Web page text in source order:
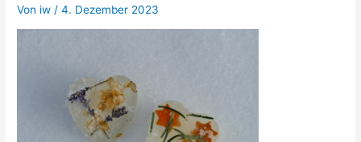
Von iw /4. Dezember 2023